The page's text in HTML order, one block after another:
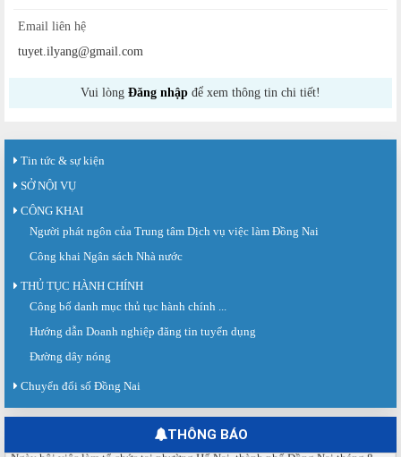
Email liên hệ
tuyet.ilyang@gmail.com
Vui lòng Đăng nhập để xem thông tin chi tiết!
Tin tức & sự kiện
SỞ NỘI VỤ
CÔNG KHAI
Người phát ngôn của Trung tâm Dịch vụ việc làm Đồng Nai
Công khai Ngân sách Nhà nước
THỦ TỤC HÀNH CHÍNH
Công bố danh mục thủ tục hành chính ...
Hướng dẫn Doanh nghiệp đăng tin tuyển dụng
Đường dây nóng
Chuyển đổi số Đồng Nai
THÔNG BÁO
Sàn giao dịch việc làm lần thứ 08 năm 2026: Hơn 4.300 cơ hội...
Sáng ngày 03/8/2026, Trung tâm Dịch vụ việc làm Đồng Nai tổ chức Sàn giao
dịch việc làm lần thứ 08...
Báo cáo kết quả tổ chức Sàn giao dịch việc làm lần thứ 08/2026 ngày 03
Ngày hội việc làm phường Hố Nai tháng 8 năm 2026